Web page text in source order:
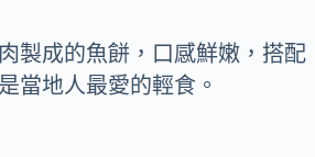
製成的魚餅，口感鮮嫩，搭配
當地人最愛的輕食。